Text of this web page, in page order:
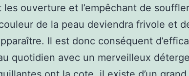
les ouverture et l’empêchant de
de la peau deviendra frivole et
Il est donc conséquent
quotidien avec un merveilleux